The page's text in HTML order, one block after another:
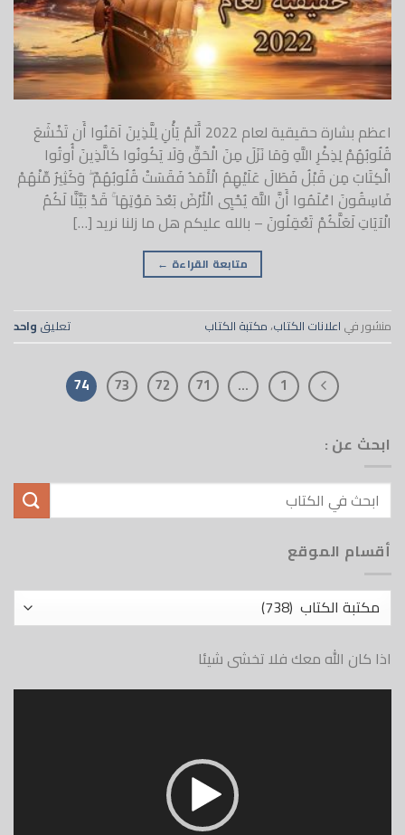
اعظم بشارة حقيقية لعام 2022 أَلَمْ يَأْنِ لِلَّذِينَ آمَنُوا أَن تَخْشَعَ
قُلُوبُهُمْ لِذِكْرِ اللَّهِ وَمَا نَزَلَ مِنَ الْحَقِّ وَلَا يَكُونُوا كَالَّذِينَ أُوتُوا
الْكِتَابَ مِن قَبْلُ فَطَالَ عَلَيْهِمُ الْأَمَدُ فَقَسَتْ قُلُوبُهُمْ ۖ وَكَثِيرٌ مِّنْهُمْ
فَاسِقُونَ اعْلَمُوا أَنَّ اللَّهَ يُحْيِي الْأَرْضَ بَعْدَ مَوْتِهَا ۚ قَدْ بَيَّنَّا لَكُمُ
الْآيَاتِ لَعَلَّكُمْ تَعْقِلُونَ – بالله عليكم هل ما زلنا نريد […]
متابعة القراءة ←
منشور في اعلانات الكتاب، مكتبة الكتاب تعليق واحد
1
…
71
72
73
74
ابحث عن :
أقسام الموقع
أقسام
الموقع
اذا كان الله معك فلا تخشى شيئا